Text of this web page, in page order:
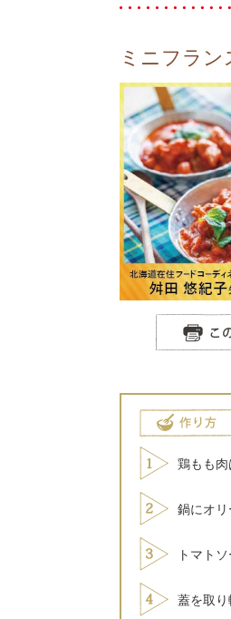
ミニフラ
鶏もも肉
鍋にオリ
トマト
蓋を取り